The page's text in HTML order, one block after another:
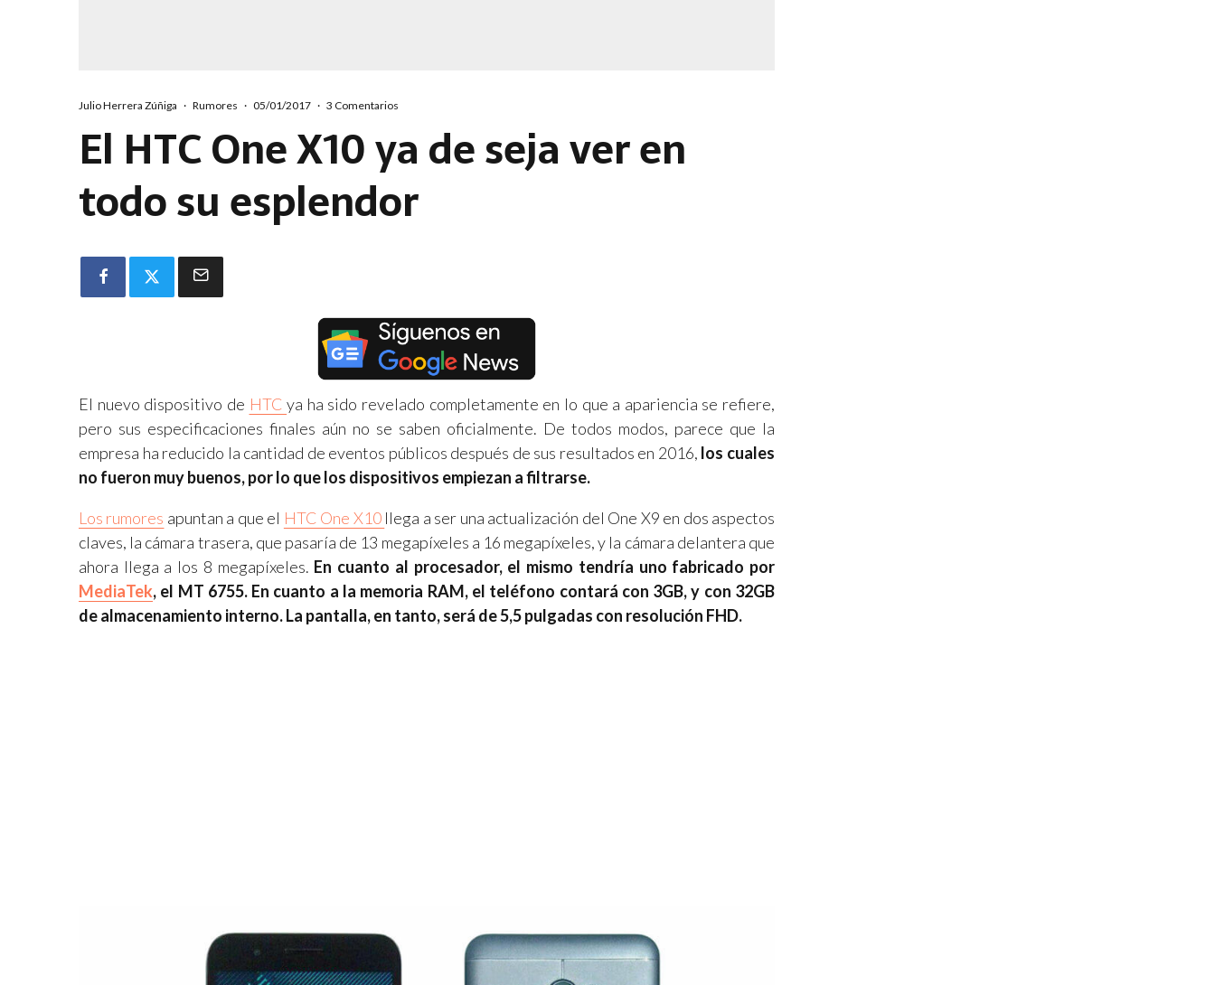
Julio Herrera Zúñiga · Rumores · 05/01/2017 · 3 Comentarios
El HTC One X10 ya de seja ver en
todo su esplendor
El nuevo dispositivo de HTCya ha sido revelado completamente en lo que a apariencia se refiere,
pero sus especificaciones finales aún no se saben oficialmente. De todos modos, parece que la
empresa ha reducido la cantidad de eventos públicos después de sus resultados en 2016, los cuales
no fueron muy buenos, por lo que los dispositivos empiezan a filtrarse.
Los rumores apuntan a que el HTC One X10 llega a ser una actualización del One X9 en dos aspectos
claves, la cámara trasera, que pasaría de 13 megapíxeles a 16 megapíxeles, y la cámara delantera que
ahora llega a los 8 megapíxeles. En cuanto al procesador, el mismo tendría uno fabricado por
MediaTek, el MT 6755. En cuanto a la memoria RAM, el teléfono contará con 3GB, y con 32GB
de almacenamiento interno. La pantalla, en tanto, será de 5,5 pulgadas con resolución FHD.